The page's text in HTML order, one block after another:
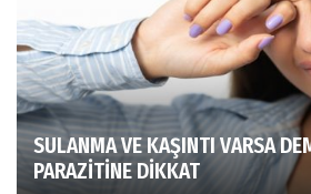
SULANMA VE KAŞINTI VARSA
PARAZİTİNE DİKKAT